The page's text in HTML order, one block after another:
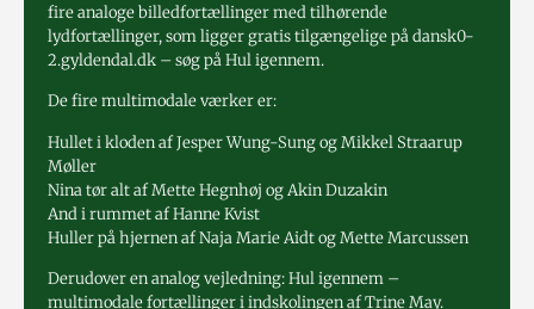
fire analoge billedfortællinger med tilhørende
lydfortællinger, som ligger gratis tilgængelige på dansk0-
2.gyldendal.dk – søg på Hul igennem.
De fire multimodale værker er:
Hullet i kloden af Jesper Wung-Sung og Mikkel Straarup
Møller
Nina tør alt af Mette Hegnhøj og Akin Duzakin
And i rummet af Hanne Kvist
Huller på hjernen af Naja Marie Aidt og Mette Marcussen
Derudover en analog vejledning: Hul igennem –
multimodale fortællinger i indskolingen af Trine May.